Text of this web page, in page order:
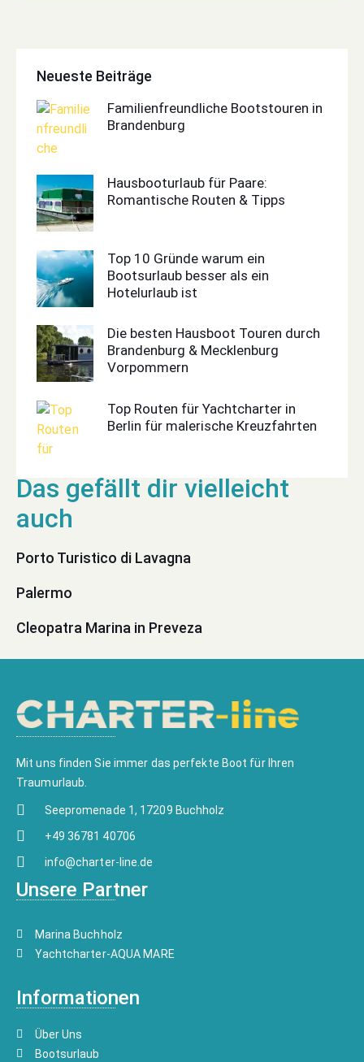
Neueste Beiträge
Familienfreundliche Bootstouren in
Brandenburg
Hausbooturlaub für Paare:
Romantische Routen & Tipps
Top 10 Gründe warum ein
Bootsurlaub besser als ein
Hotelurlaub ist
Die besten Hausboot Touren durch
Brandenburg & Mecklenburg
Vorpommern
Top Routen für Yachtcharter in
Berlin für malerische Kreuzfahrten
Porto Turistico di Lavagna
Palermo
Cleopatra Marina in Preveza
Mit uns finden Sie immer das perfekte Boot für Ihren
Traumurlaub.
Seepromenade 1, 17209 Buchholz
+49 36781 40706
info@charter-line.de
Unsere Partner
Marina Buchholz
Yachtcharter-AQUA MARE
Informationen
Über Uns
Bootsurlaub